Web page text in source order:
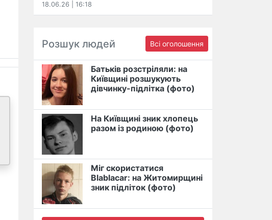
18.06.26 | 16:18
Розшук людей Всі оголошення
Батьків розстріляли: на
Київщині розшукують
дівчинку-підлітка (фото)
На Київщині зник хлопець
разом із родиною (фото)
Міг скористатися
Blablacar: на Житомирщині
зник підліток (фото)